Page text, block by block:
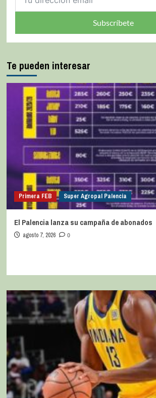
Subscríbete
Te pueden interesar
Primera FEB Super Agropal Palencia
El Palencia lanza su campaña de abonados
agosto 7, 2026 0